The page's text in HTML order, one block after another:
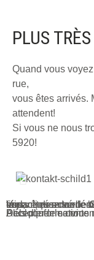
PLUS
Quand vous
rue,
vous êtes arrivés.
attendent!
Si vous ne nous
5920!
Vous êtes actuellement en train de consulter le contenu d'un espace réservé de
. Pour accéder au contenu réel, cliquez sur le bouton ci-dessous. Veuillez noter que ce faisant, des données seront partagées avec des providers tiers.
Plus d'informations
Débloquer le
Accepter le service